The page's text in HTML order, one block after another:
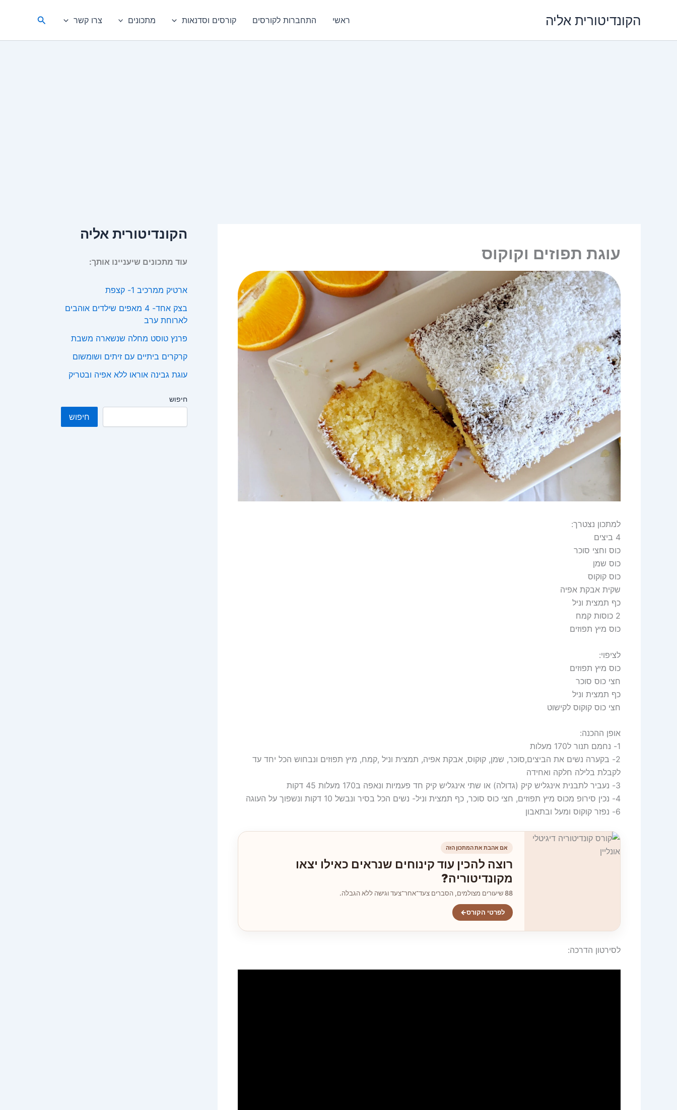
הקונדיטורית אליה ראשי התחברות לקורסים קורסים וסדנאות מתכונים צרו קשר חיפוש
עוגת תפוזים וקוקוס
למתכון נצטרך:
4 ביצים
כוס וחצי סוכר
כוס שמן
כוס קוקוס
שקית אבקת אפיה
כף תמצית וניל
2 כוסות קמח
כוס מיץ תפוזים
לציפוי:
כוס מיץ תפוזים
חצי כוס סוכר
כף תמצית וניל
חצי כוס קוקוס לקישוט
אופן ההכנה:
1- נחמם תנור ל170 מעלות
2- בקערה נשים את הביצים,סוכר, שמן, קוקוס, אבקת אפיה, תמצית וניל ,קמח, מיץ תפוזים ונבחוש הכל יחד עד
לקבלת בלילה חלקה ואחידה
3- נעביר לתבנית אינגליש קיק (גדולה) או שתי אינגליש קיק חד פעמיות ונאפה ב170 מעלות 45 דקות
4- נכין סירופ מכוס מיץ תפוזים, חצי כוס סוכר, כף תמצית וניל- נשים הכל בסיר ונבשל 10 דקות ונשפוך על העוגה
6- נפזר קוקוס ומעל ובתאבון
אם אהבת את המתכון הזה
רוצה להכין עוד קינוחים שנראים כאילו יצאו
מקונדיטוריה?
88 שיעורים מצולמים, הסברים צעד־אחר־צעד וגישה ללא הגבלה.
לפרטי הקורס←
לסירטון הדרכה:
הקונדיטורית אליה
עוד מתכונים שיעניינו אותך:
ארטיק ממרכיב 1- קצפת
בצק אחד- 4 מאפים שילדים אוהבים
לארוחת ערב
פרנץ טוסט מחלה שנשארה משבת
קרקרים ביתיים עם זיתים ושומשום
עוגת גבינה אוראו ללא אפיה ובטריק
חיפוש
חיפוש